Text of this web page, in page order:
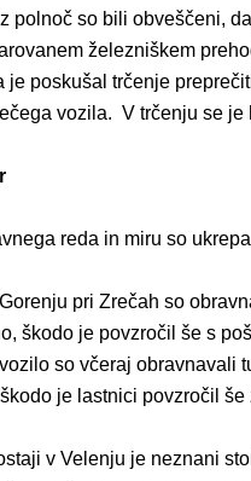
polnoč so bili obveščeni,
železniškem
je poskušal trčenje
vozila. V trčenju se
reda in miru so
pri Zrečah so
škodo je povzročil še s
so včeraj obravnavali
je lastnici povzročil še
v Velenju je neznani